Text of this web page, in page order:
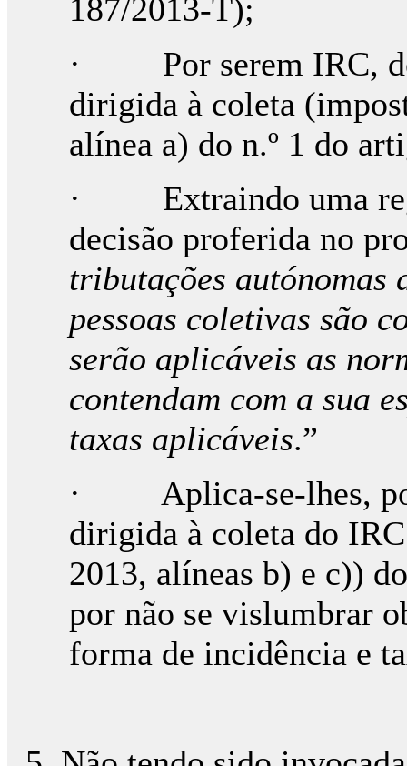
187/2013-T);
· Por serem IRC,
dirigida à coleta
alínea a) do n.º 1 do
· Extraindo uma
decisão proferida no
tributações autónomas
pessoas coletivas são
serão aplicáveis as
contendam com a sua
taxas aplicáveis.”
· Aplica-se-lhes,
dirigida à coleta do
2013, alíneas b) e c))
por não se vislumbrar
forma de incidência e